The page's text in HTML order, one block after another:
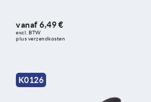
vanaf 6,49 €
excl. BTW
plus verzendkosten
K0126